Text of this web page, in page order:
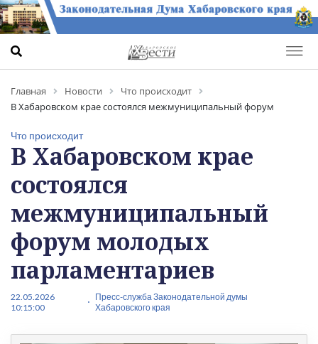
Главная Новости
Что происходит
В Хабаровском крае состоялся межмуниципальный форум
Что происходит
В Хабаровском крае
состоялся
межмуниципальный
форум молодых
парламентариев
22.05.2026
10:15:00
Пресс-служба Законодательной думы
Хабаровского края